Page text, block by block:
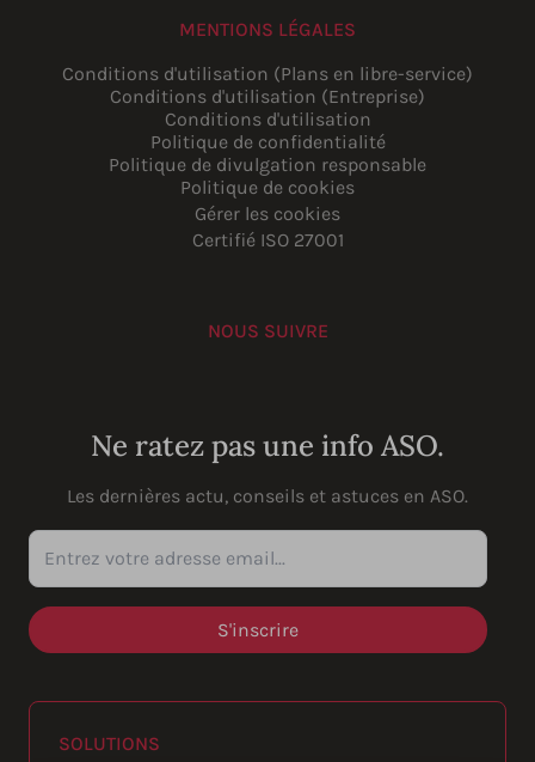
MENTIONS LÉGALES
Conditions d'utilisation (Plans en libre-service)
Conditions d'utilisation (Entreprise)
Conditions d'utilisation
Politique de confidentialité
Politique de divulgation responsable
Politique de cookies
Gérer les cookies
Certifié ISO 27001
NOUS SUIVRE
Ne ratez pas une info ASO.
Les dernières actu, conseils et astuces en ASO.
Entrez votre adresse email...
SOLUTIONS